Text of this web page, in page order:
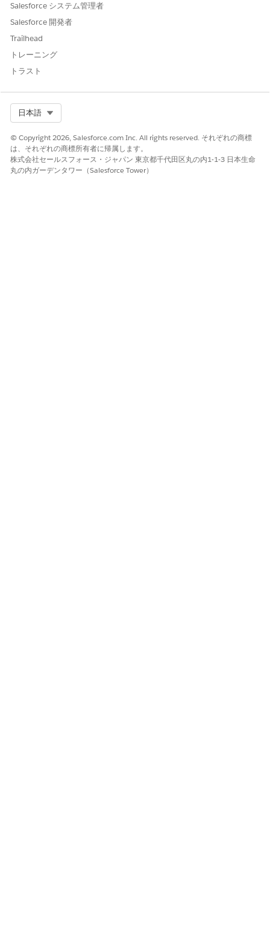
005321635
Salesforce システム管理者
Salesforce 開発者
Trailhead
トレーニング
トラスト
日本語
© Copyright 2026, Salesforce.com Inc. All rights reserved. それぞれの商標
は、それぞれの商標所有者に帰属します。
株式会社セールスフォース・ジャパン 東京都千代田区丸の内1-1-3 日本生命
丸の内ガーデンタワー（Salesforce Tower）